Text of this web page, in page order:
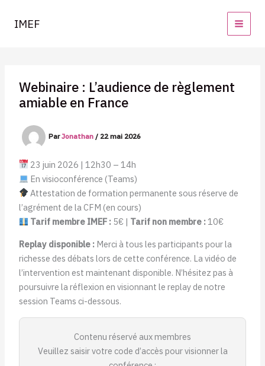
IMEF
Webinaire : L’audience de règlement
amiable en France
ParJonathan / 22 mai 2026
23 juin 2026 | 12h30 – 14h
En visioconférence (Teams)
Attestation de formation permanente sous réserve de
l’agrément de la CFM (en cours)
Tarif membre IMEF : 5€ | Tarif non membre :10€
Replay disponible :Merci à tous les participants pour la
richesse des débats lors de cette conférence. La vidéo de
l’intervention est maintenant disponible. N’hésitez pas à
poursuivre la réflexion en visionnant le replay de notre
session Teams ci-dessous.
Contenu réservé aux membres
Veuillez saisir votre code d’accès pour visionner la